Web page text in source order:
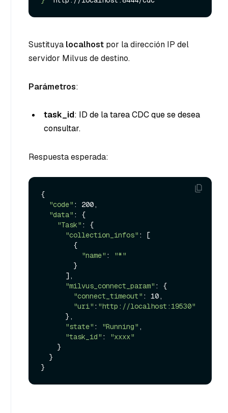
Sustituya localhost por la dirección IP del
servidor Milvus de destino.
Parámetros:
task_id: ID de la tarea CDC que se desea
consultar.
Respuesta esperada:
{
"code" : 200,
"data" : {
"Task" : {
"collection_infos" : [
"name" :
"*"
"milvus_connect_param" : {
"connect_timeout" : 10,
"uri" : "http://localhost:19530"
"state" : "Running" ,
"task_id" :
"xxxx"